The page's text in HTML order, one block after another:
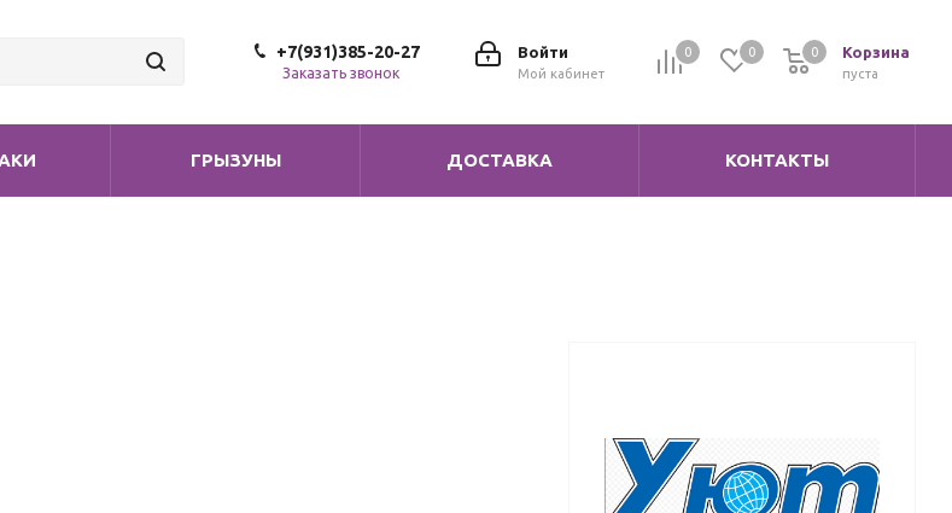
0 0 Корзина
0
пуста
0
Войти
Мой кабинет
+7(931)385-20-27
Заказать звонок
ГРЫЗУНЫ ДОСТАВКА КОНТАКТЫ